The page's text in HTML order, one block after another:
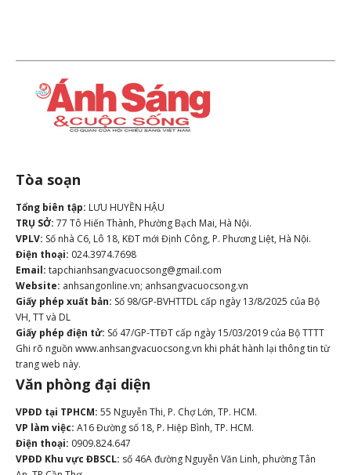
Tòa soạn
Tổng biên tập: LƯU HUYỀN HẬU
TRỤ SỞ: 77 Tô Hiến Thành, Phường Bạch Mai, Hà Nội.
VPLV: Số nhà C6, Lô 18, KĐT mới Định Công, P. Phương Liệt, Hà Nội.
Điện thoại: 024.3974.7698
Email: tapchianhsangvacuocsong@gmail.com
Website: anhsangonline.vn; anhsangvacuocsong.vn
Giấy phép xuất bản: Số 98/GP-BVHTTDL cấp ngày 13/8/2025 của Bộ
VH, TT và DL
Giấy phép điện tử: Số 47/GP-TTĐT cấp ngày 15/03/2019 của Bộ TTTT
Ghi rõ nguồn www.anhsangvacuocsong.vn khi phát hành lại thông tin từ
trang web này.
Văn phòng đại diện
VPĐD tại TPHCM: 55 Nguyễn Thi, P. Chợ Lớn, TP. HCM.
VP làm việc: A16 Đường số 18, P. Hiệp Bình, TP. HCM.
Điện thoại: 0909.824.647
VPĐD Khu vực ĐBSCL: số 46A đường Nguyễn Văn Linh, phường Tân